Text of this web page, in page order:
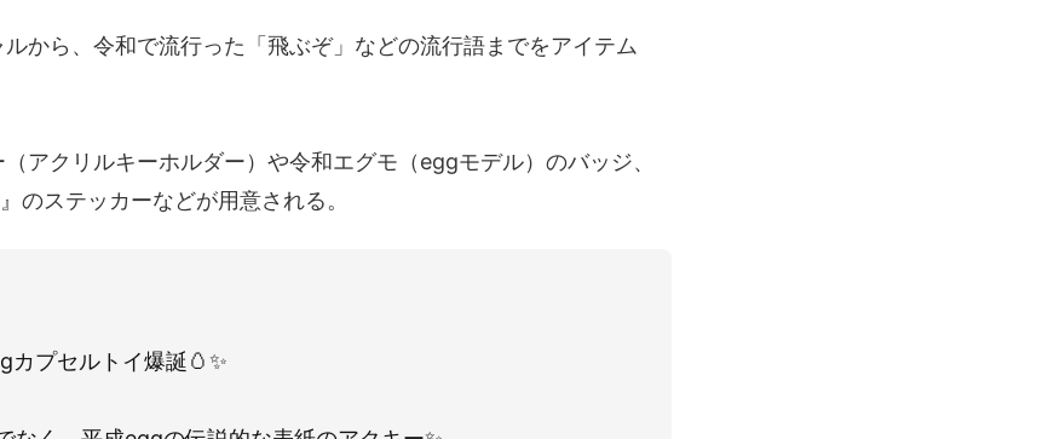
から、令和で流行った「飛ぶぞ」などの流行語までをアイテム
アクリルキーホルダー）や令和エグモ（eggモデル）のバッジ、
のステッカーなどが用意される。
カプセルトイ爆誕🥚✨